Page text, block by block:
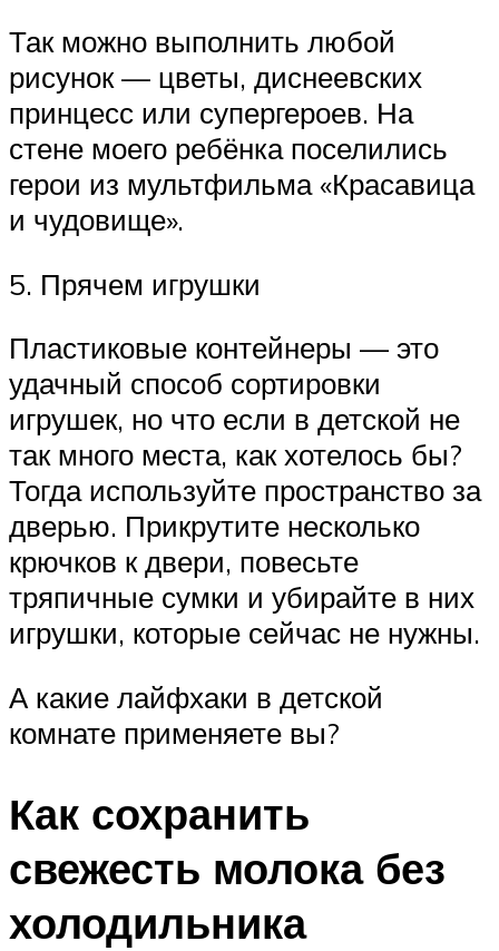
Так можно выполнить любой
рисунок — цветы, диснеевских
принцесс или супергероев. На
стене моего ребёнка поселились
герои из мультфильма «Красавица
и чудовище».
5. Прячем игрушки
Пластиковые контейнеры — это
удачный способ сортировки
игрушек, но что если в детской не
так много места, как хотелось бы?
Тогда используйте пространство за
дверью. Прикрутите несколько
крючков к двери, повесьте
тряпичные сумки и убирайте в них
игрушки, которые сейчас не нужны.
А какие лайфхаки в детской
комнате применяете вы?
Как сохранить
свежесть молока без
холодильника